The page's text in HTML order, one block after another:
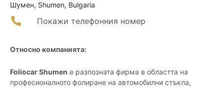
Шумен, Shumen, Bulgaria
Покажи телефонния номер
Относно компанията:
Foliocar Shumen е разпозната фирма в областта на
професионалното фолиране на автомобилни стъкла,